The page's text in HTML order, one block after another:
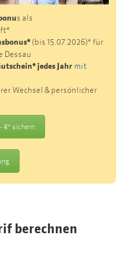
s als
(bis 15.07.2026)* für
Dessau
jedes Jahr mit
Wechsel & persönlicher
€* sichern
berechnen